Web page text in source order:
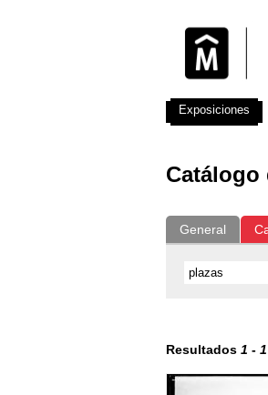
Catálogo
General
Resultados 1 - 1
Exposiciones